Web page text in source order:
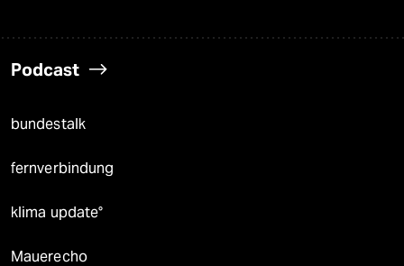
Podcast
bundestalk
fernverbindung
klima update°
Mauerecho